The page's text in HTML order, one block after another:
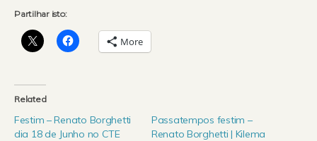
Partilhar isto:
More
Related
Festim – Renato Borghetti
dia 18 de Junho no CTE
Passatempos festim –
Renato Borghetti | Kilema